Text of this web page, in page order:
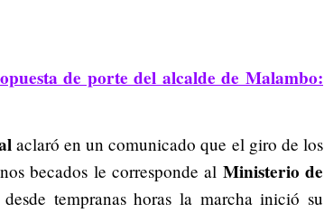
de porte del alcalde de Malambo:
aclaró en un comunicado que el giro de los
becados le corresponde al Ministerio de
tempranas horas la marcha inició su